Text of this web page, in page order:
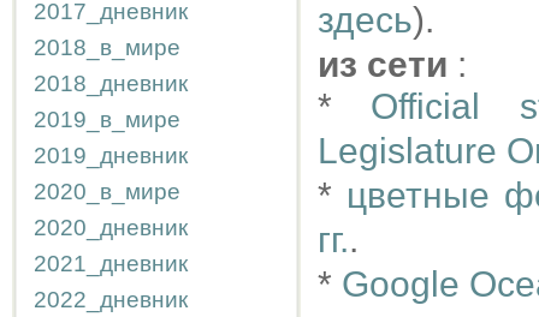
2017_дневник
2018_в_мире
2018_дневник
2019_в_мире
2019_дневник
2020_в_мире
2020_дневник
2021_дневник
2022_дневник
здесь).
из сети :
* Official
Legislature
* цветные
гг..
* Google